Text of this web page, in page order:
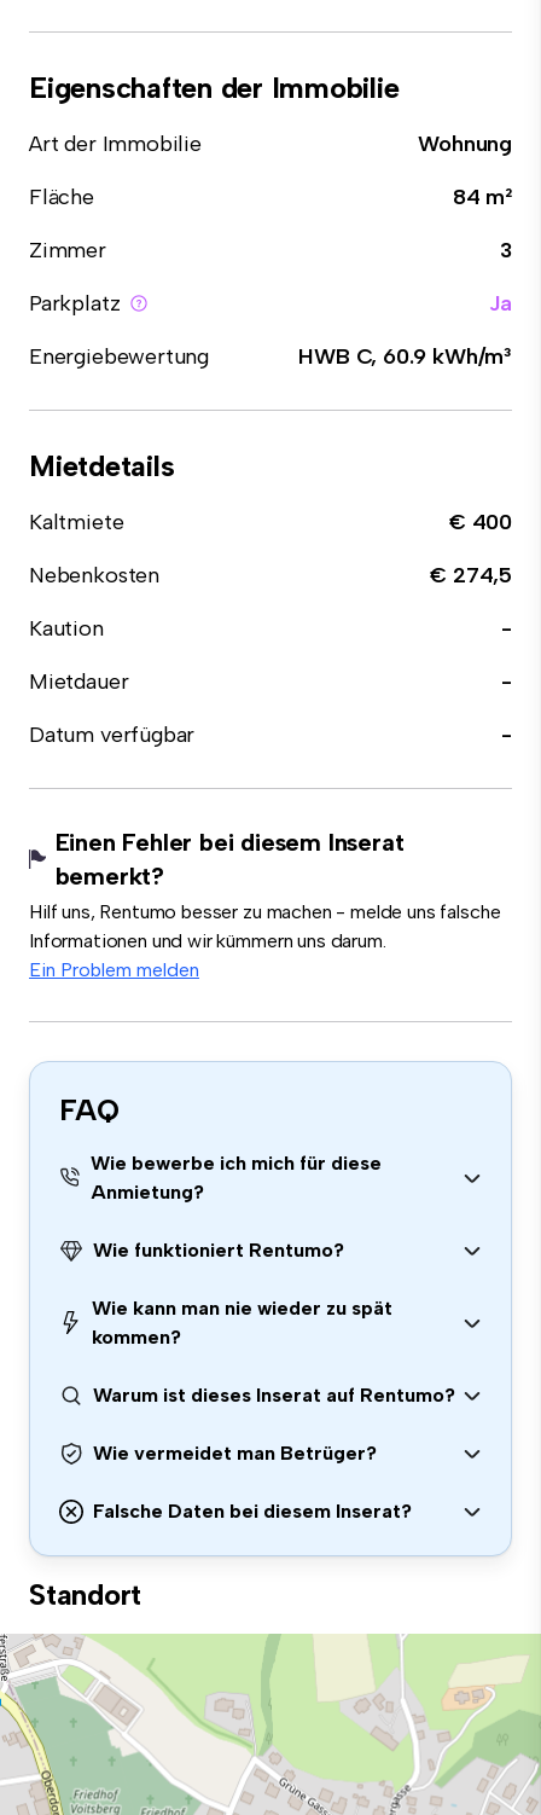
Eigenschaften der Immobilie
Art der Immobilie
Wohnung
Fläche
84 m²
Zimmer
3
Parkplatz
Ja
Energiebewertung
HWB C, 60.9 kWh/m³
Mietdetails
Kaltmiete
€ 400
Nebenkosten
€ 274,5
Kaution
-
Mietdauer
-
Datum verfügbar
-
Einen Fehler bei diesem Inserat
bemerkt?
Hilf uns, Rentumo besser zu machen - melde uns falsche
Informationen und wir kümmern uns darum.
Ein Problem melden
FAQ
Wie bewerbe ich mich für diese
Anmietung?
Wie funktioniert Rentumo?
Wie kann man nie wieder zu spät
kommen?
Warum ist dieses Inserat auf Rentumo?
Wie vermeidet man Betrüger?
Falsche Daten bei diesem Inserat?
Standort